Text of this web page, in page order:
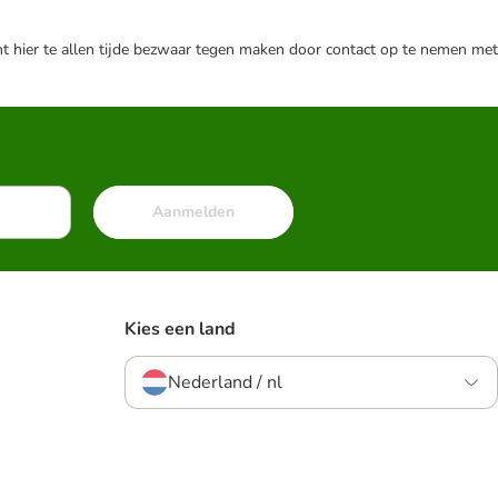
te allen tijde bezwaar tegen maken door contact op te nemen met
Aanmelden
Kies een land
Nederland / nl